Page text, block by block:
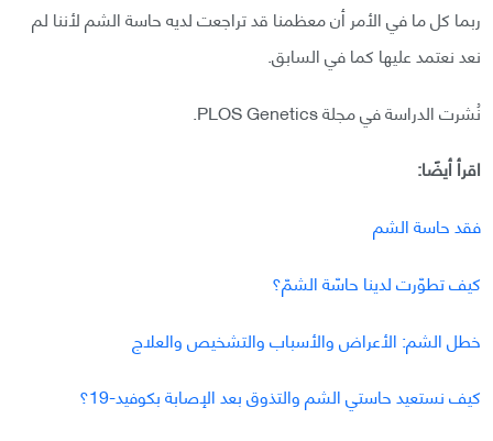
ربما كل ما في الأمر أن معظمنا قد تراجعت لديه حاسة الشم لأننا لم
نعد نعتمد عليها كما في السابق.
نُشرت الدراسة في مجلة PLOS Genetics.
اقرأ أيضًا:
فقد حاسة الشم
كيف تطوّرت لدينا حاسّة الشمّ؟
خطل الشم: الأعراض والأسباب والتشخيص والعلاج
كيف نستعيد حاستي الشم والتذوق بعد الإصابة بكوفيد-19؟